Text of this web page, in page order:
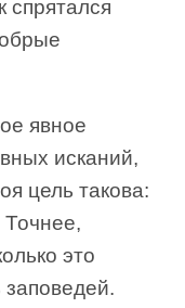
спрятался
явное
исканий,
цель такова:
это